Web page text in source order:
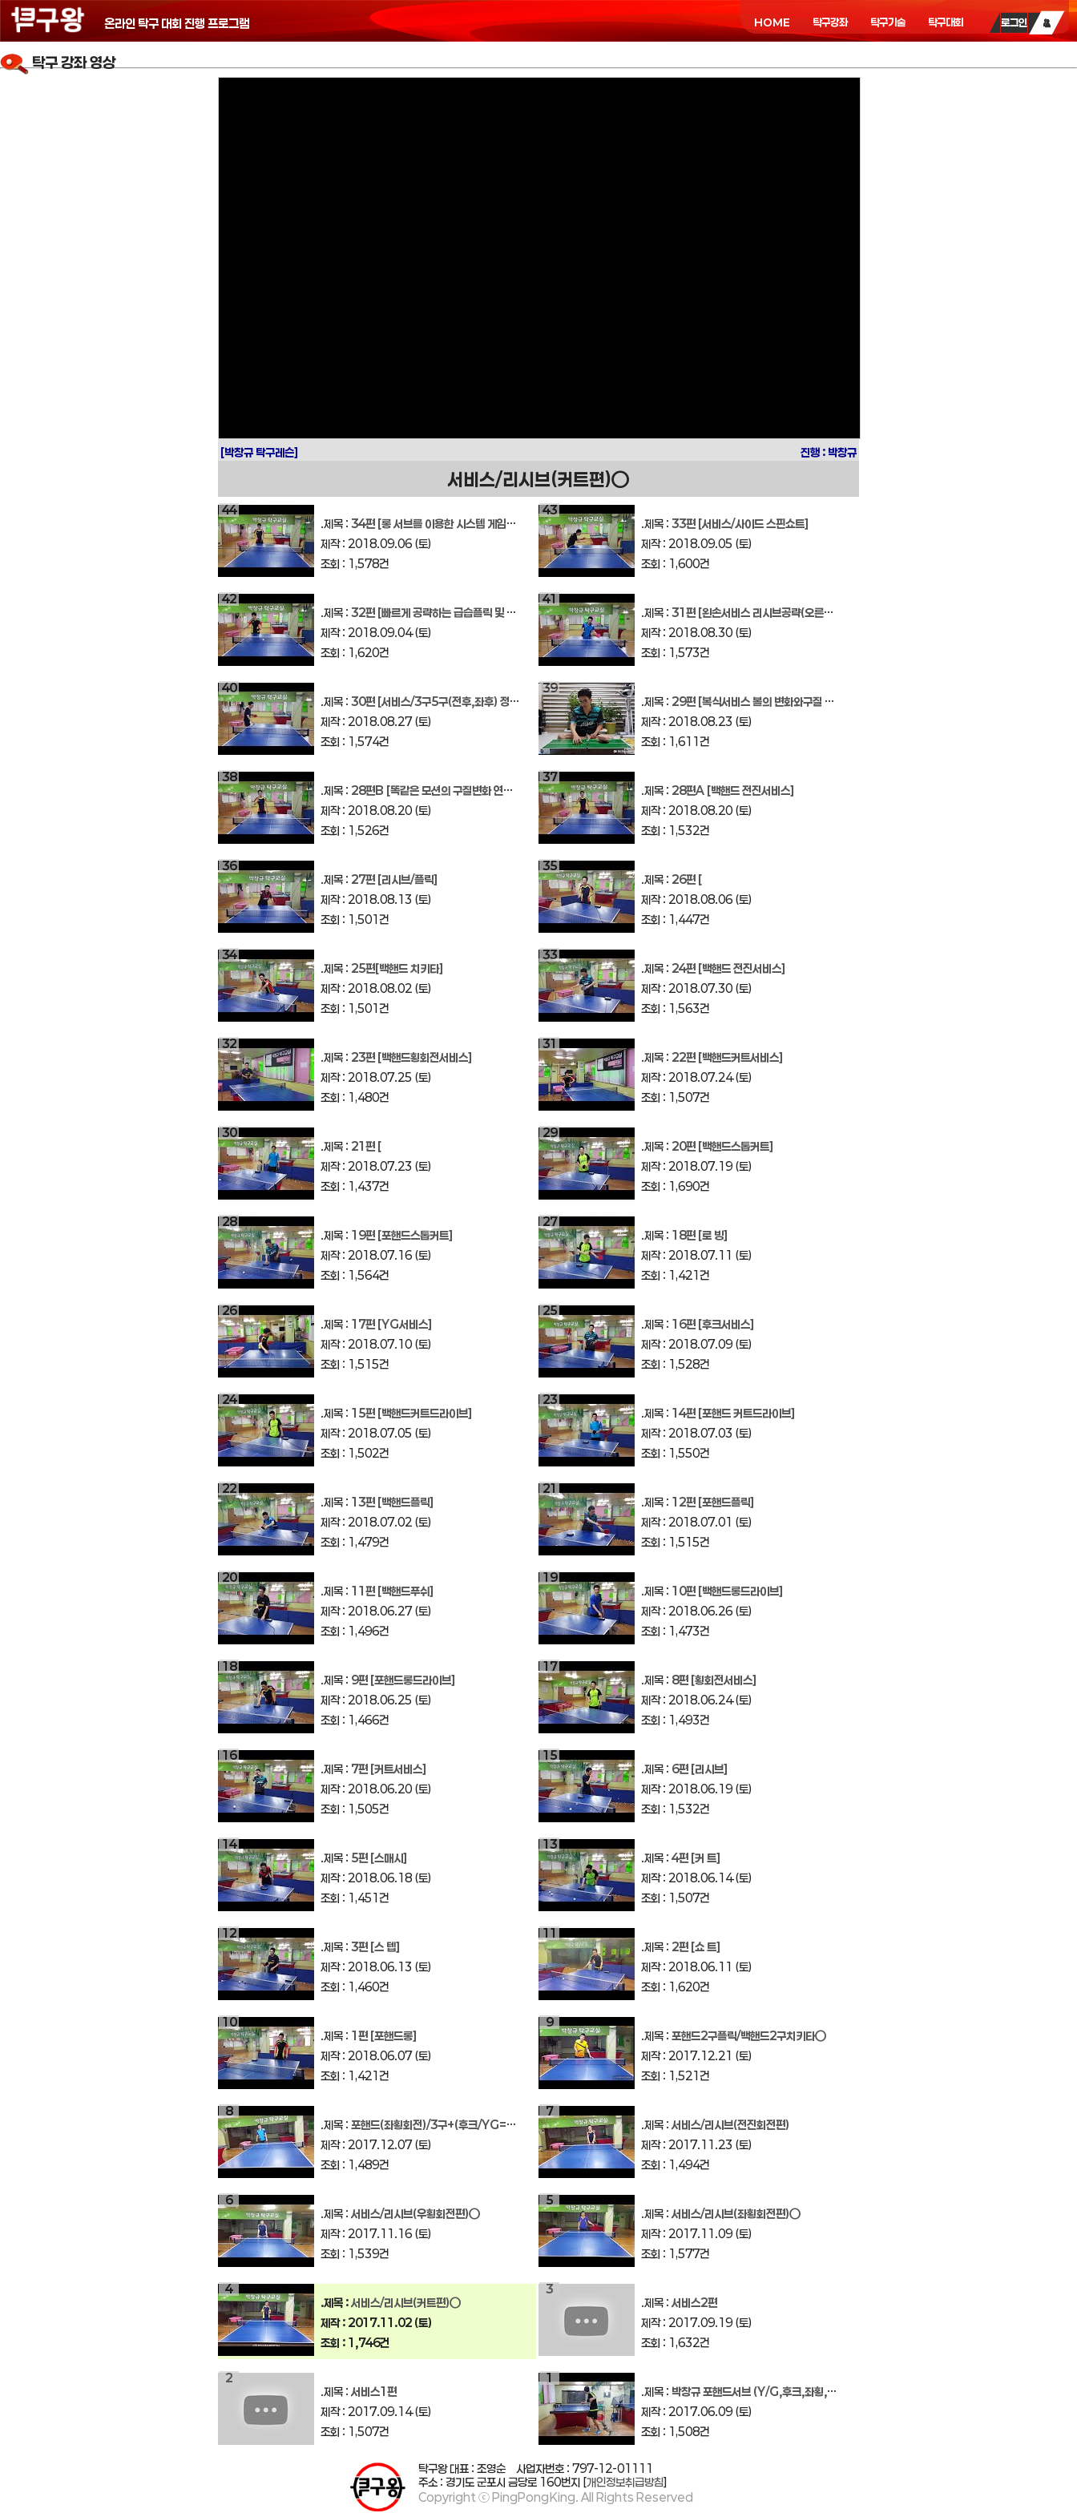
홈
온라인 탁구 대회 진행 프로그램 HOME 탁구강좌 탁구기술 탁구대회 로그인
탁구 강좌 영상
[박창규 탁구레슨] 진행 : 박창규
서비스/리시브(커트편)○
.제목 : 34편 [롱 서브를 이용한 시스템 게임전술]
제작 : 2018.09.06 (토)
조회 : 1,578건
44
.제목 : 33편 [서비스/사이드 스핀쇼트]
제작 : 2018.09.05 (토)
조회 : 1,600건
43
.제목 : 32편 [빠르게 공략하는 급습플릭 및 플릭연습 팁]
제작 : 2018.09.04 (토)
조회 : 1,620건
42
.제목 : 31편 [왼손서비스 리시브공략(오른손용)]
제작 : 2018.08.30 (토)
조회 : 1,573건
41
.제목 : 30편 [서비스/3구5구(전후,좌후) 정확한 풋워크]
제작 : 2018.08.27 (토)
조회 : 1,574건
40
.제목 : 29편 [복식서비스 볼의 변화와구질 사인전술]
제작 : 2018.08.23 (토)
조회 : 1,611건
39
.제목 : 28편B [똑같은 모션의 구질변화 연습하기]
제작 : 2018.08.20 (토)
조회 : 1,526건
38
.제목 : 28편A [백핸드 전진서비스]
제작 : 2018.08.20 (토)
조회 : 1,532건
37
.제목 : 27편 [리시브/플릭]
제작 : 2018.08.13 (토)
조회 : 1,501건
36
.제목 : 26편 [
제작 : 2018.08.06 (토)
조회 : 1,447건
35
.제목 : 25편[백핸드 치키타]
제작 : 2018.08.02 (토)
조회 : 1,501건
34
.제목 : 24편 [백핸드 전진서비스]
제작 : 2018.07.30 (토)
조회 : 1,563건
33
.제목 : 23편 [백핸드횡회전서비스]
제작 : 2018.07.25 (토)
조회 : 1,480건
32
.제목 : 22편 [백핸드커트서비스]
제작 : 2018.07.24 (토)
조회 : 1,507건
31
.제목 : 21편 [
제작 : 2018.07.23 (토)
조회 : 1,437건
30
.제목 : 20편 [백핸드스톱커트]
제작 : 2018.07.19 (토)
조회 : 1,690건
29
.제목 : 19편 [포핸드스톱커트]
제작 : 2018.07.16 (토)
조회 : 1,564건
28
.제목 : 18편 [로 빙]
제작 : 2018.07.11 (토)
조회 : 1,421건
27
.제목 : 17편 [YG서비스]
제작 : 2018.07.10 (토)
조회 : 1,515건
26
.제목 : 16편 [후크서비스]
제작 : 2018.07.09 (토)
조회 : 1,528건
25
.제목 : 15편 [백핸드커트드라이브]
제작 : 2018.07.05 (토)
조회 : 1,502건
24
.제목 : 14편 [포핸드 커트드라이브]
제작 : 2018.07.03 (토)
조회 : 1,550건
23
.제목 : 13편 [백핸드플릭]
제작 : 2018.07.02 (토)
조회 : 1,479건
22
.제목 : 12편 [포핸드플릭]
제작 : 2018.07.01 (토)
조회 : 1,515건
21
.제목 : 11편 [백핸드푸쉬]
제작 : 2018.06.27 (토)
조회 : 1,496건
20
.제목 : 10편 [백핸드롱드라이브]
제작 : 2018.06.26 (토)
조회 : 1,473건
19
.제목 : 9편 [포핸드롱드라이브]
제작 : 2018.06.25 (토)
조회 : 1,466건
18
.제목 : 8편 [횡회전서비스]
제작 : 2018.06.24 (토)
조회 : 1,493건
17
.제목 : 7편 [커트서비스]
제작 : 2018.06.20 (토)
조회 : 1,505건
16
.제목 : 6편 [리시브]
제작 : 2018.06.19 (토)
조회 : 1,532건
15
.제목 : 5편 [스매시]
제작 : 2018.06.18 (토)
조회 : 1,451건
14
.제목 : 4편 [커 트]
제작 : 2018.06.14 (토)
조회 : 1,507건
13
.제목 : 3편 [스 텝]
제작 : 2018.06.13 (토)
조회 : 1,460건
12
.제목 : 2편 [쇼 트]
제작 : 2018.06.11 (토)
조회 : 1,620건
11
.제목 : 1편 [포핸드롱]
제작 : 2018.06.07 (토)
조회 : 1,421건
10
.제목 : 포핸드2구플릭/백핸드2구치키타○
제작 : 2017.12.21 (토)
조회 : 1,521건
9
.제목 : 포핸드(좌횡회전)/3구+(후크/YG=꿀팁)
제작 : 2017.12.07 (토)
조회 : 1,489건
8
.제목 : 서비스/리시브(전진회전편)
제작 : 2017.11.23 (토)
조회 : 1,494건
7
.제목 : 서비스/리시브(우횡회전편)○
제작 : 2017.11.16 (토)
조회 : 1,539건
6
.제목 : 서비스/리시브(좌횡회전편)○
제작 : 2017.11.09 (토)
조회 : 1,577건
5
.제목 :서비스/리시브(커트편)○
제작 : 2017.11.02 (토)
조회 : 1,746건
4
.제목 : 서비스2편
제작 : 2017.09.19 (토)
조회 : 1,632건
3
.제목 : 서비스1편
제작 : 2017.09.14 (토)
조회 : 1,507건
2
.제목 : 박창규 포핸드서브 (Y/G,후크,좌횡,커트,너클)
제작 : 2017.06.09 (토)
조회 : 1,508건
1
탁구왕 대표 : 조영순
사업자번호 : 797-12-01111
주소 : 경기도 군포시 금당로 160번지 [개인정보취급방침]
Copyright ⓒ PingPongKing. All Rights Reserved